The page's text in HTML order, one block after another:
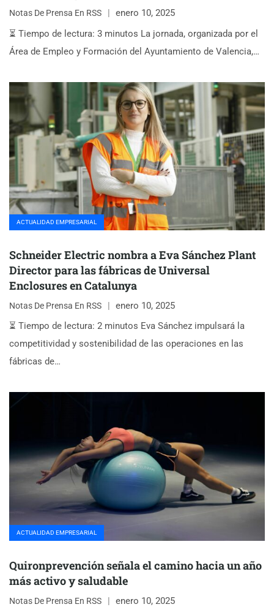
Notas De Prensa En RSS
enero 10, 2025
⏳ Tiempo de lectura: 3 minutos La jornada, organizada por el
Área de Empleo y Formación del Ayuntamiento de Valencia,…
ACTUALIDAD EMPRESARIAL
Schneider Electric nombra a Eva Sánchez Plant
Director para las fábricas de Universal
Enclosures en Catalunya
Notas De Prensa En RSS
enero 10, 2025
⏳ Tiempo de lectura: 2 minutos Eva Sánchez impulsará la
competitividad y sostenibilidad de las operaciones en las
fábricas de…
ACTUALIDAD EMPRESARIAL
Quironprevención señala el camino hacia un año
más activo y saludable
Notas De Prensa En RSS
enero 10, 2025